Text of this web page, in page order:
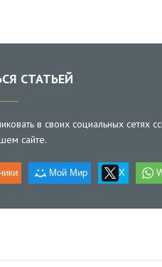
СТАТЬЕЙ
в своих социальных сетях
сайте.
Мой Мир X